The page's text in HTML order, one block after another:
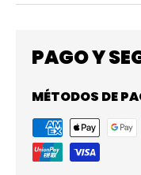
PAGO Y
MÉTODOS DE